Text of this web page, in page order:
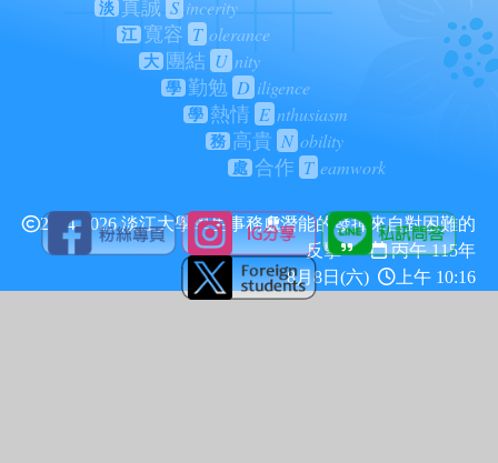
淡 真誠 S incerity
江 寬容 T olerance
大 團結 U nity
學 勤勉 D iligence
學 熱情 E nthusiasm
務 高貴 N obility
處 合作 T eamwork
2024-2026 淡江大學學生事務處潛能的發揮來自對困難的
反擊
丙午 115年
8月8日(六)
上午 10:16